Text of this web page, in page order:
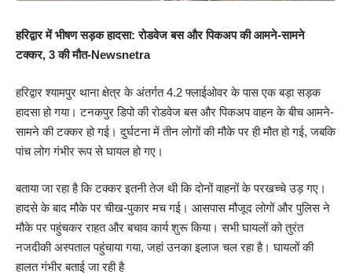
हरिद्वार में भीषण सड़क हादसा: रोडवेज बस और पिकअप की आमने-सामने
टक्कर, 3 की मौत-Newsnetra
हरिद्वार श्यामपुर थाना क्षेत्र के अंतर्गत 4.2 फ्लाईओवर के पास एक बड़ा सड़क
हादसा हो गया। टनकपुर डिपो की रोडवेज बस और पिकअप वाहन के बीच आमने-
सामने की टक्कर हो गई। दुर्घटना में तीन लोगों की मौके पर ही मौत हो गई, जबकि
पांच लोग गंभीर रूप से घायल हो गए।
बताया जा रहा है कि टक्कर इतनी तेज थी कि दोनों वाहनों के परखच्चे उड़ गए।
हादसे के बाद मौके पर चीख-पुकार मच गई। आसपास मौजूद लोगों और पुलिस ने
मौके पर पहुंचकर राहत और बचाव कार्य शुरू किया। सभी घायलों को तुरंत
नजदीकी अस्पताल पहुंचाया गया, जहां उनका इलाज चल रहा है। घायलों की
हालत गंभीर बताई जा रही है